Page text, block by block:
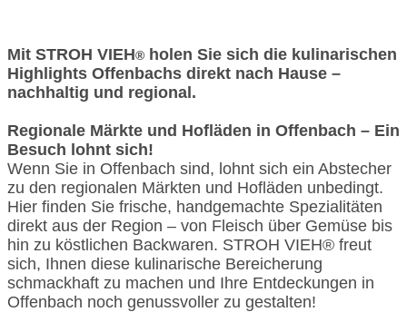
Mit STROH VIEH® holen Sie sich die kulinarischen
Highlights Offenbachs direkt nach Hause –
nachhaltig und regional.
Regionale Märkte und Hofläden in Offenbach – Ein
Besuch lohnt sich!
Wenn Sie in Offenbach sind, lohnt sich ein Abstecher
zu den regionalen Märkten und Hofläden unbedingt.
Hier finden Sie frische, handgemachte Spezialitäten
direkt aus der Region – von Fleisch über Gemüse bis
hin zu köstlichen Backwaren. STROH VIEH® freut
sich, Ihnen diese kulinarische Bereicherung
schmackhaft zu machen und Ihre Entdeckungen in
Offenbach noch genussvoller zu gestalten!